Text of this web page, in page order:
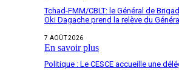
Tchad-FMM/CBLT: le Général de
Oki Dagache prend la relève du
7 AOÛT 2026
En savoir plus
Politique : Le CESCE accueille une